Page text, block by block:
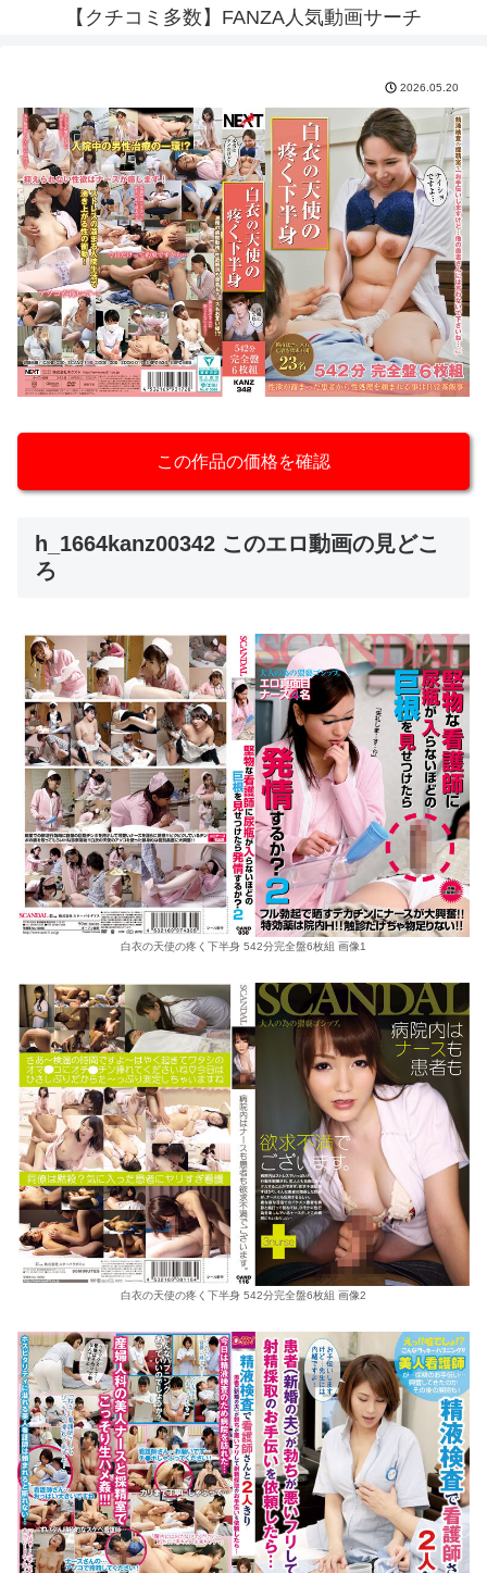
【クチコミ多数】FANZA人気動画サーチ
2026.05.20
この作品の価格を確認
h_1664kanz00342 このエロ動画の見どこ
ろ
白衣の天使の疼く下半身 542分完全盤6枚組 画像1
白衣の天使の疼く下半身 542分完全盤6枚組 画像2